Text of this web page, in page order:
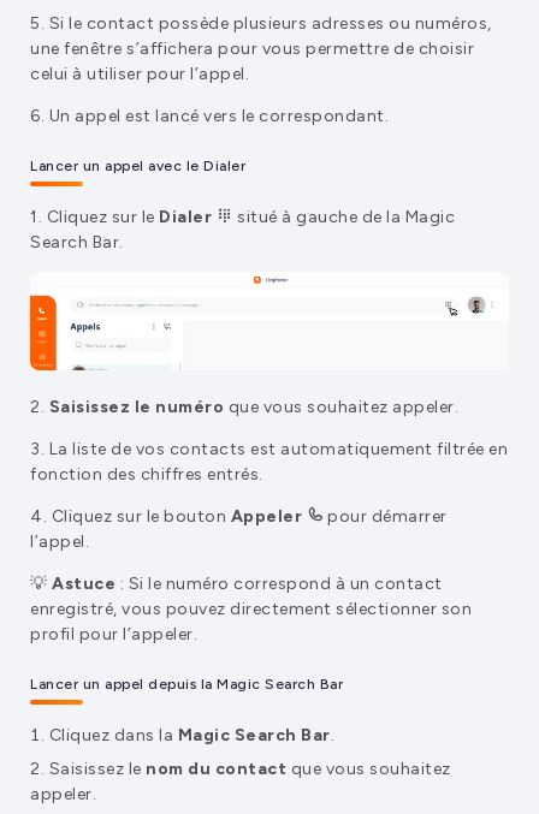
5. Si le contact possède plusieurs adresses ou numéros,
une fenêtre s’affichera pour vous permettre de choisir
celui à utiliser pour l’appel.
6. Un appel est lancé vers le correspondant.
Lancer un appel avec le Dialer
1. Cliquez sur le Dialer
situé à gauche de la Magic
Search Bar.
2. Saisissez le numéro que vous souhaitez appeler.
3. La liste de vos contacts est automatiquement filtrée en
fonction des chiffres entrés.
4. Cliquez sur le bouton Appeler
pour démarrer
l’appel.
💡 Astuce : Si le numéro correspond à un contact
enregistré, vous pouvez directement sélectionner son
profil pour l’appeler.
Lancer un appel depuis la Magic Search Bar
Cliquez dans la Magic Search Bar.
Saisissez le nom du contact que vous souhaitez
appeler.